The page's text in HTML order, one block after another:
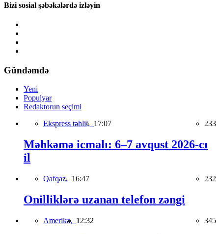
Bizi sosial şəbəkələrdə izləyin
Gündəmdə
Yeni
Populyar
Redaktorun seçimi
Ekspress təhlil, 17:07 233
Məhkəmə icmalı: 6–7 avqust 2026-cı
il
Qafqaz, 16:47 232
Onilliklərə uzanan telefon zəngi
Amerika, 12:32 345